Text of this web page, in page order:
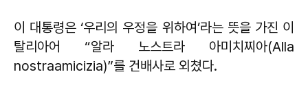
이 대통령은 ‘우리의 우정을 위하여’라는 뜻을 가진 이
탈리아어 “알라 노스트라 아미치찌아(Alla
nostraamicizia)”를 건배사로 외쳤다.